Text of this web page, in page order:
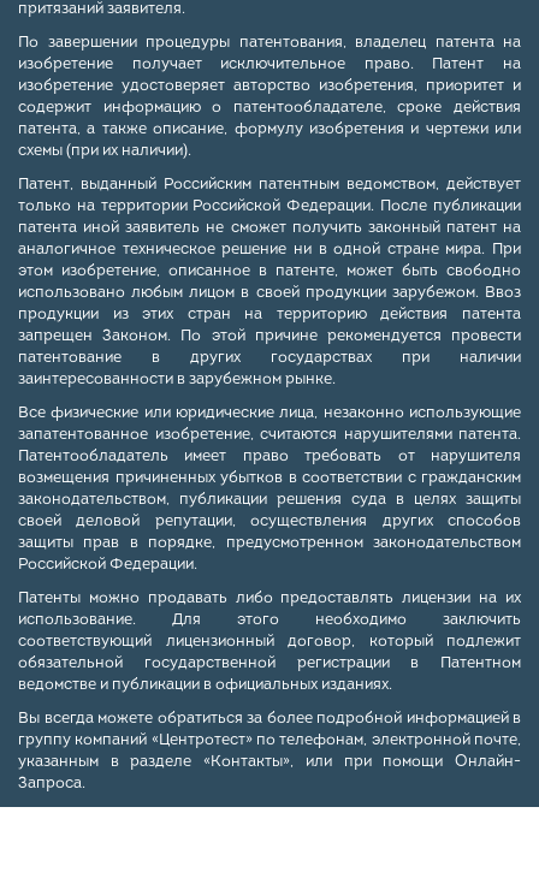
притязаний заявителя.
По завершении процедуры патентования, владелец патента на
изобретение получает исключительное право. Патент на
изобретение удостоверяет авторство изобретения, приоритет и
содержит информацию о патентообладателе, сроке действия
патента, а также описание, формулу изобретения и чертежи или
схемы (при их наличии).
Патент, выданный Российским патентным ведомством, действует
только на территории Российской Федерации. После публикации
патента иной заявитель не сможет получить законный патент на
аналогичное техническое решение ни в одной стране мира. При
этом изобретение, описанное в патенте, может быть свободно
использовано любым лицом в своей продукции зарубежом. Ввоз
продукции из этих стран на территорию действия патента
запрещен Законом. По этой причине рекомендуется провести
патентование в других государствах при наличии
заинтересованности в зарубежном рынке.
Все физические или юридические лица, незаконно использующие
запатентованное изобретение, считаются нарушителями патента.
Патентообладатель имеет право требовать от нарушителя
возмещения причиненных убытков в соответствии с гражданским
законодательством, публикации решения суда в целях защиты
своей деловой репутации, осуществления других способов
защиты прав в порядке, предусмотренном законодательством
Российской Федерации.
Патенты можно продавать либо предоставлять лицензии на их
использование. Для этого необходимо заключить
соответствующий лицензионный договор, который подлежит
обязательной государственной регистрации в Патентном
ведомстве и публикации в официальных изданиях.
Вы всегда можете обратиться за более подробной информацией в
группу компаний «Центротест» по телефонам, электронной почте,
указанным в разделе « Контакты», или при помощиОнлайн-
Запроса.